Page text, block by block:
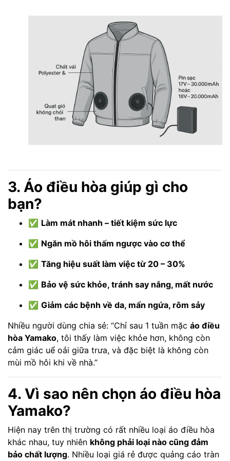
3. Áo điều hòa giúp gì cho
bạn?
✅ Làm mát nhanh – tiết kiệm sức lực
✅ Ngăn mồ hôi thấm ngược vào cơ thể
✅ Tăng hiệu suất làm việc từ 20 – 30%
✅ Bảo vệ sức khỏe, tránh say nắng, mất nước
✅ Giảm các bệnh về da, mẩn ngứa, rôm sảy
Nhiều người dùng chia sẻ: “Chỉ sau 1 tuần mặc áo điều
hòa Yamako, tôi thấy làm việc khỏe hơn, không còn
cảm giác uể oải giữa trưa, và đặc biệt là không còn
mùi mồ hôi khi về nhà.”
4. Vì sao nên chọn áo điều hòa
Yamako?
Hiện nay trên thị trường có rất nhiều loại áo điều hòa
khác nhau, tuy nhiên không phải loại nào cũng đảm
bảo chất lượng. Nhiều loại giá rẻ được quảng cáo tràn